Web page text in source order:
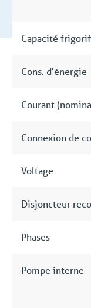
Capacité
Cons. d'énergie
Courant
Connexion de
Voltage
Disjoncteur
Phases
Pompe interne